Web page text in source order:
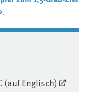
.
(auf Englisch)